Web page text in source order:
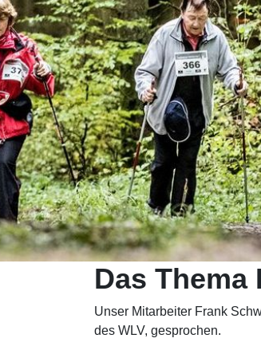
Das
Unser Mitarbeiter Frank
des WLV, gesprochen.